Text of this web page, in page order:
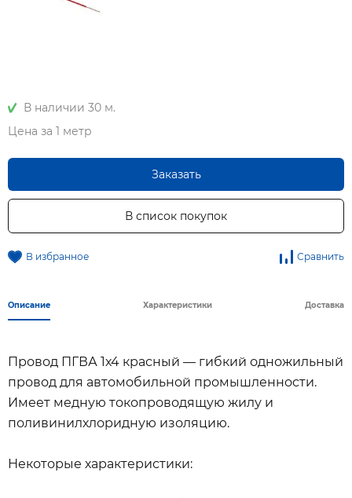
В наличии 30 м.
Цена за 1 метр
Заказать
В список покупок
В избранное Сравнить
Описание Характеристики Доставка
Провод ПГВА 1х4 красный — гибкий одножильный
провод для автомобильной промышленности.
Имеет медную токопроводящую жилу и
поливинилхлоридную изоляцию.
Некоторые характеристики: